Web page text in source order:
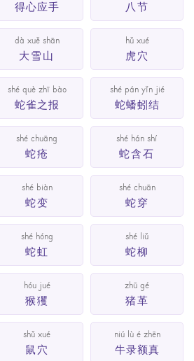
得心应手 八节
dà xuě shān
大雪山
hǔ xué
虎穴
shé què zhī bào
蛇雀之报
shé pán yǐn jié
蛇蟠蚓结
shé chuāng
蛇疮
shé hán shí
蛇含石
shé biàn
蛇变
shé chuān
蛇穿
shé hóng
蛇虹
shé liǔ
蛇柳
hóu jué
猴玃
zhū gé
猪革
shǔ xué
鼠穴
niú lù é zhēn
牛录额真